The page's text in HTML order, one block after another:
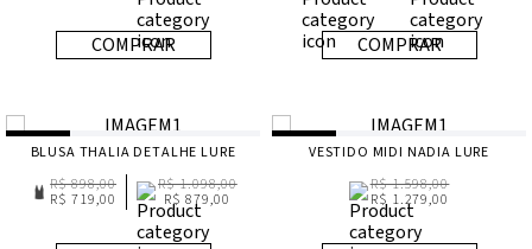
COMPRAR COMPRAR
BLUSA THALIA DETALHE LURE
R$ 898,00
R$ 719,00
R$ 1.098,00
R$ 879,00
VESTIDO MIDI NADIA LURE
R$ 1.598,00
R$ 1.279,00